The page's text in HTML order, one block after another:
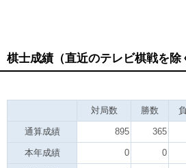
棋士成績（直近のテレビ棋戦を除
対局数
勝数
通算成績 895 365
本年成績 0 0